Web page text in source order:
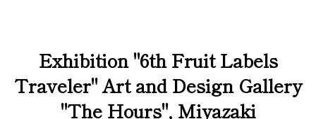
Exhibition "6th Fruit Labels
Traveler" Art and Design Gallery
"The Hours", Miyazaki